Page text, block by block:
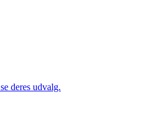
deres udvalg.